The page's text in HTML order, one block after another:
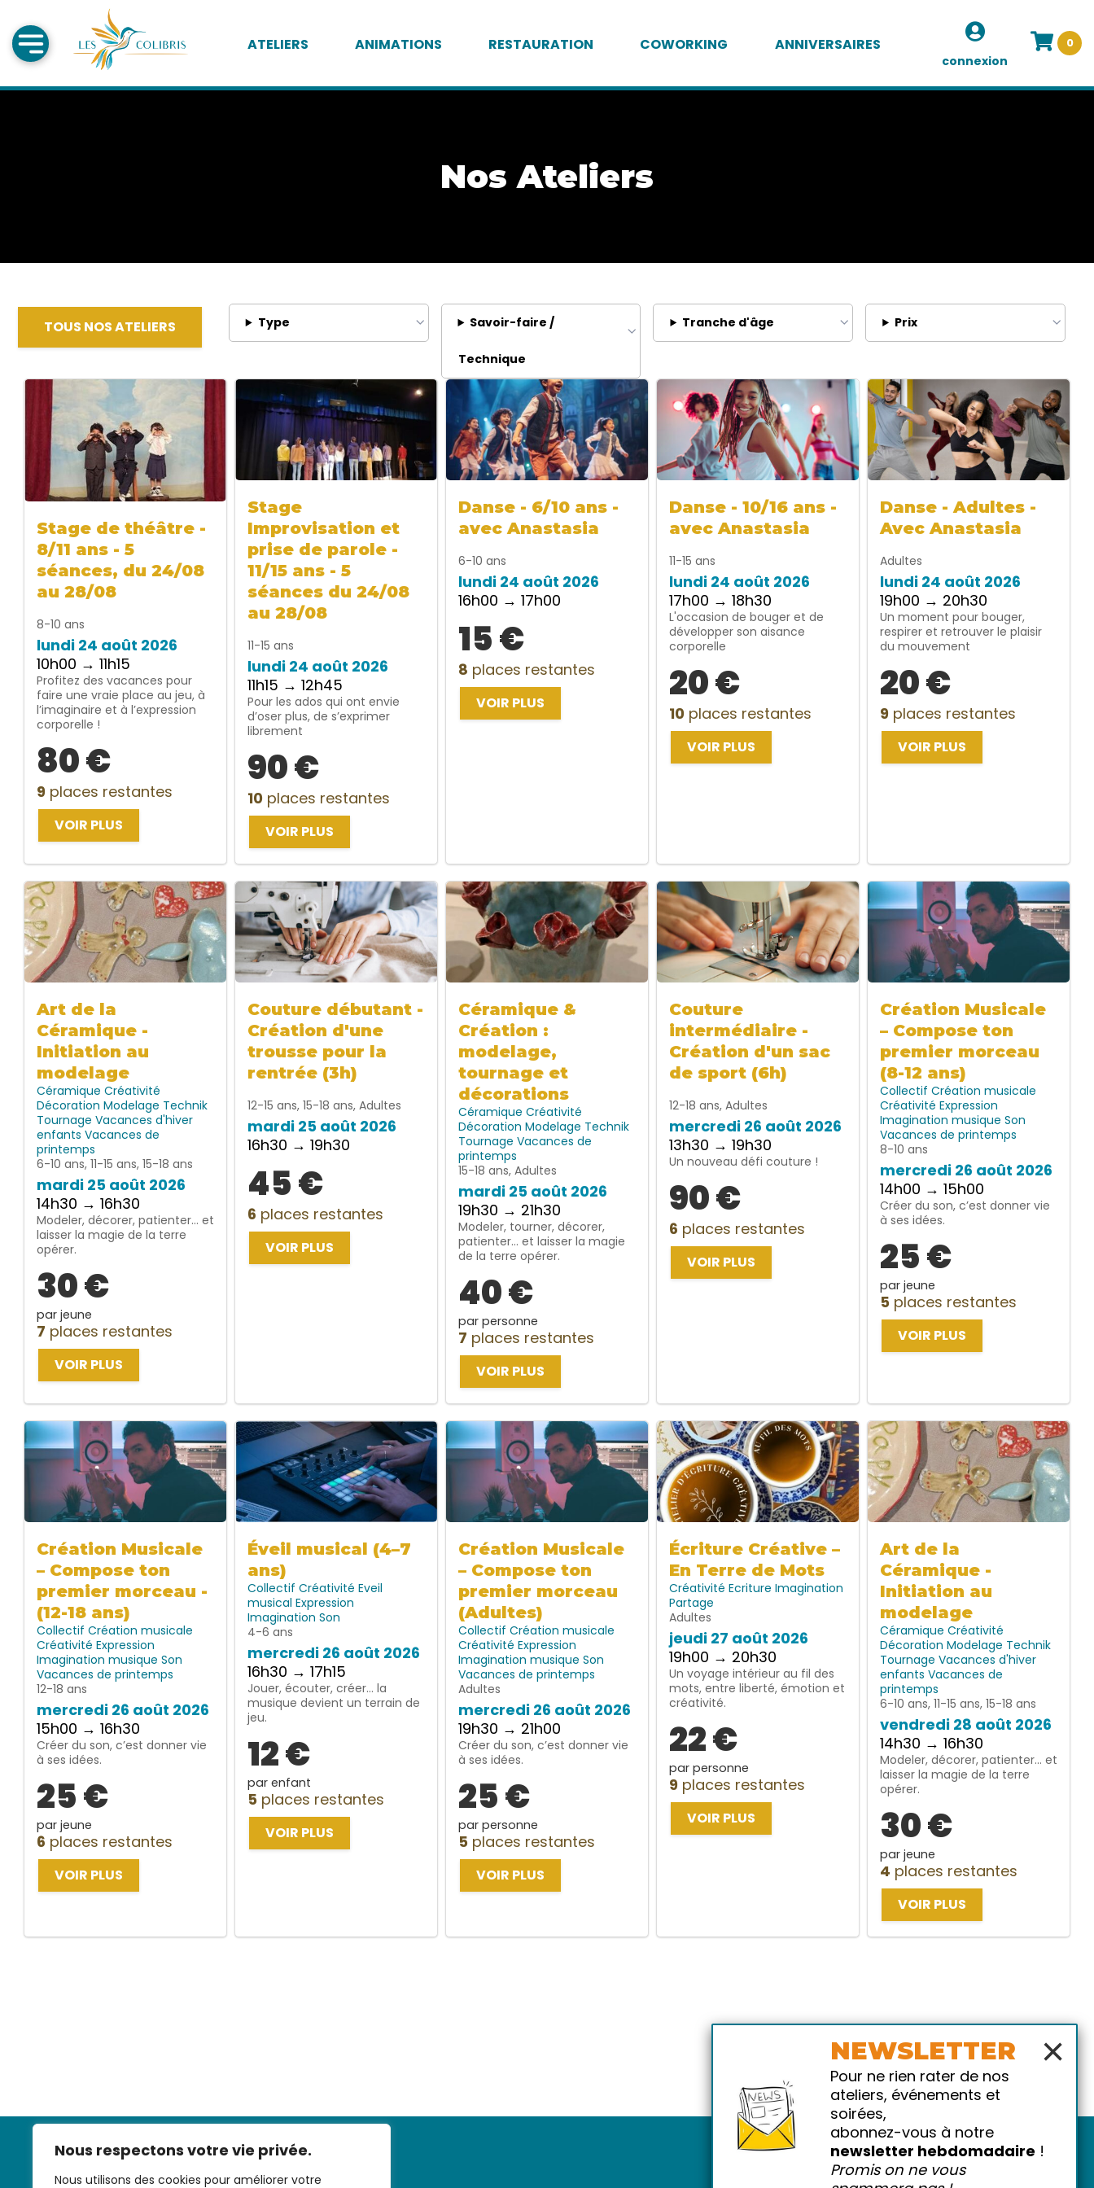
Nous respectons votre vie privée.
Nous utilisons des cookies pour améliorer votre
ATELIERS ANIMATIONS RESTAURATION COWORKING ANNIVERSAIRES
connexion
0
Nos Ateliers
TOUS NOS ATELIERS Type Savoir-faire /
Technique
Tranche d'âge Prix
Stage de théâtre -
8/11 ans - 5
séances, du 24/08
au 28/08
8-10 ans
lundi 24 août 2026
10h00 → 11h15
Profitez des vacances pour
faire une vraie place au jeu, à
l’imaginaire et à l’expression
corporelle !
80 €
9 places restantes
VOIR PLUS
Stage
Improvisation et
prise de parole -
11/15 ans - 5
séances du 24/08
au 28/08
11-15 ans
lundi 24 août 2026
11h15 → 12h45
Pour les ados qui ont envie
d’oser plus, de s’exprimer
librement
90 €
10 places restantes
VOIR PLUS
Danse - 6/10 ans -
avec Anastasia
6-10 ans
lundi 24 août 2026
16h00 → 17h00
15 €
8 places restantes
VOIR PLUS
Danse - 10/16 ans -
avec Anastasia
11-15 ans
lundi 24 août 2026
17h00 → 18h30
L'occasion de bouger et de
développer son aisance
corporelle
20 €
10 places restantes
VOIR PLUS
Danse - Adultes -
Avec Anastasia
Adultes
lundi 24 août 2026
19h00 → 20h30
Un moment pour bouger,
respirer et retrouver le plaisir
du mouvement
20 €
9 places restantes
VOIR PLUS
Art de la
Céramique -
Initiation au
modelage
Céramique Créativité
Décoration Modelage Technik
Tournage Vacances d'hiver
enfants Vacances de
printemps
6-10 ans, 11-15 ans, 15-18 ans
mardi 25 août 2026
14h30 → 16h30
Modeler, décorer, patienter… et
laisser la magie de la terre
opérer.
30 €
par jeune
7 places restantes
VOIR PLUS
Couture débutant -
Création d'une
trousse pour la
rentrée (3h)
12-15 ans, 15-18 ans, Adultes
mardi 25 août 2026
16h30 → 19h30
45 €
6 places restantes
VOIR PLUS
Céramique &
Création :
modelage,
tournage et
décorations
Céramique Créativité
Décoration Modelage Technik
Tournage Vacances de
printemps
15-18 ans, Adultes
mardi 25 août 2026
19h30 → 21h30
Modeler, tourner, décorer,
patienter… et laisser la magie
de la terre opérer.
40 €
par personne
7 places restantes
VOIR PLUS
Couture
intermédiaire -
Création d'un sac
de sport (6h)
12-18 ans, Adultes
mercredi 26 août 2026
13h30 → 19h30
Un nouveau défi couture !
90 €
6 places restantes
VOIR PLUS
Création Musicale
– Compose ton
premier morceau
(8-12 ans)
Collectif Création musicale
Créativité Expression
Imagination musique Son
Vacances de printemps
8-10 ans
mercredi 26 août 2026
14h00 → 15h00
Créer du son, c’est donner vie
à ses idées.
25 €
par jeune
5 places restantes
VOIR PLUS
Création Musicale
– Compose ton
premier morceau -
(12-18 ans)
Collectif Création musicale
Créativité Expression
Imagination musique Son
Vacances de printemps
12-18 ans
mercredi 26 août 2026
15h00 → 16h30
Créer du son, c’est donner vie
à ses idées.
25 €
par jeune
6 places restantes
VOIR PLUS
Éveil musical (4–7
ans)
Collectif Créativité Eveil
musical Expression
Imagination Son
4-6 ans
mercredi 26 août 2026
16h30 → 17h15
Jouer, écouter, créer… la
musique devient un terrain de
jeu.
12 €
par enfant
5 places restantes
VOIR PLUS
Création Musicale
– Compose ton
premier morceau
(Adultes)
Collectif Création musicale
Créativité Expression
Imagination musique Son
Vacances de printemps
Adultes
mercredi 26 août 2026
19h30 → 21h00
Créer du son, c’est donner vie
à ses idées.
25 €
par personne
5 places restantes
VOIR PLUS
Écriture Créative –
En Terre de Mots
Créativité Ecriture Imagination
Partage
Adultes
jeudi 27 août 2026
19h00 → 20h30
Un voyage intérieur au fil des
mots, entre liberté, émotion et
créativité.
22 €
par personne
9 places restantes
VOIR PLUS
Art de la
Céramique -
Initiation au
modelage
Céramique Créativité
Décoration Modelage Technik
Tournage Vacances d'hiver
enfants Vacances de
printemps
6-10 ans, 11-15 ans, 15-18 ans
vendredi 28 août 2026
14h30 → 16h30
Modeler, décorer, patienter… et
laisser la magie de la terre
opérer.
30 €
par jeune
4 places restantes
VOIR PLUS
×
NEWSLETTER
Pour ne rien rater de nos
ateliers, événements et
soirées,
abonnez-vous à notre
newsletter hebdomadaire !
Promis on ne vous